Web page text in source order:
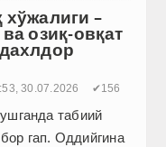
–
озиқ-овқат
30.07.2026 ✔156
табиий
гап. Оддийгина